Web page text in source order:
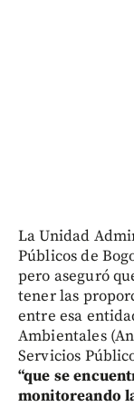
La Unidad
Públicos de
pero aseguró
tener las
entre esa
Ambientales
Servicios
“que se
monitoreando